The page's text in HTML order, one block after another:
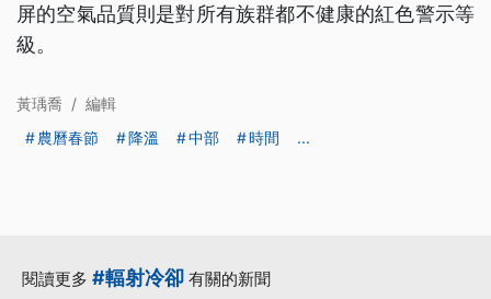
屏的空氣品質則是對所有族群都不健康的紅色警示等
級。
黃瑀喬 / 編輯
農曆春節
降溫 中部 時間 ...
閱讀更多 #輻射冷卻 有關的新聞